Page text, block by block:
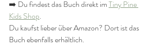
➡️ Du findest das Buch direkt im Tiny Pine
Kids Shop.
Du kaufst lieber über Amazon? Dort ist das
Buch ebenfalls erhältlich.